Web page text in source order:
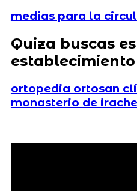
medias para la
Quiza buscas
establecimiento
ortopedia ortosan
monasterio de irache